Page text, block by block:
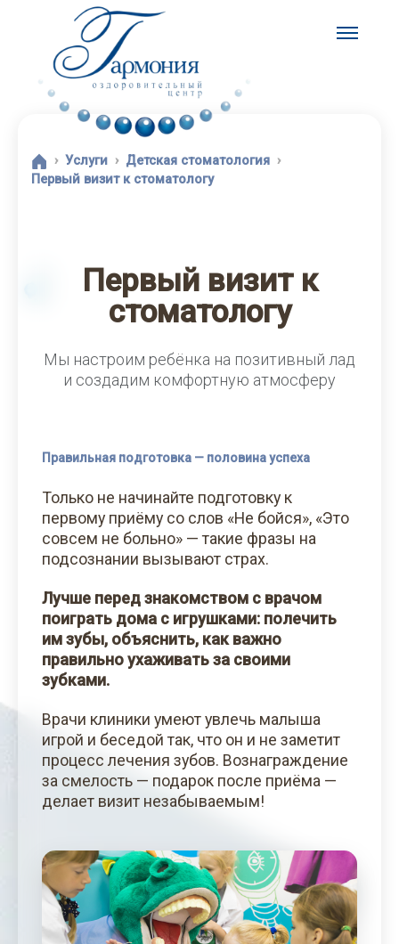
Услуги
Детская стоматология
Первый визит к стоматологу
Первый визит к
стоматологу
Мы настроим ребёнка на позитивный лад
и создадим комфортную атмосферу
Правильная подготовка — половина успеха
Только не начинайте подготовку к
первому приёму со слов «Не бойся», «Это
совсем не больно» — такие фразы на
подсознании вызывают страх.
Лучше перед знакомством с врачом
поиграть дома с игрушками: полечить
им зубы, объяснить, как важно
правильно ухаживать за своими
зубками.
Врачи клиники умеют увлечь малыша
игрой и беседой так, что он и не заметит
процесс лечения зубов. Вознаграждение
за смелость — подарок после приёма —
делает визит незабываемым!